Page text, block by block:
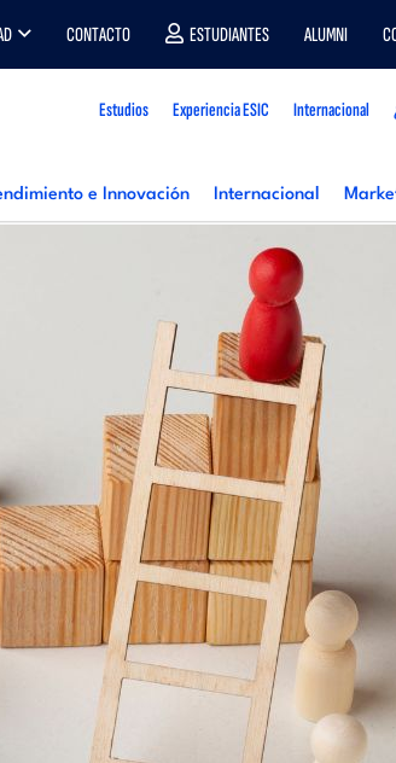
CONTACTO ESTUDIANTES ALUMNI
Estudios Experiencia ESIC Internacional
e Innovación Internacional